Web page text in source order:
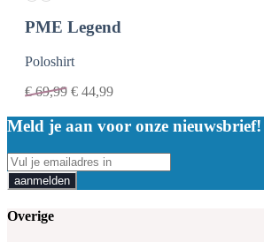
PME Legend
Poloshirt
€69,99 € 44,99
Meld je aan voor onze nieuwsbrief!
aanmelden
Overige